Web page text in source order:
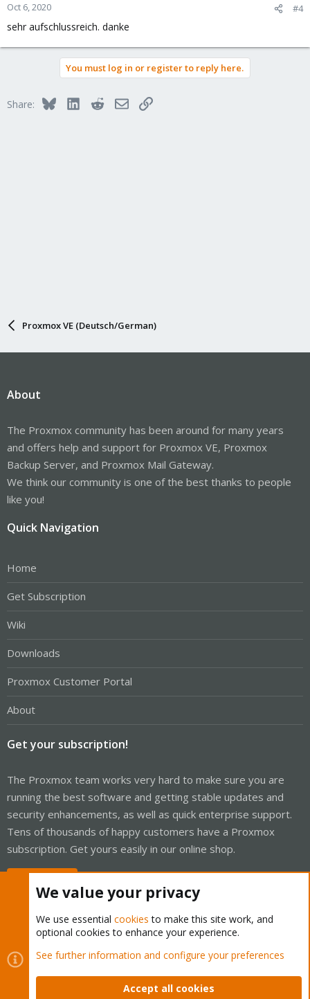
Oct 6, 2020 #4
sehr aufschlussreich. danke
You must log in or register to reply here.
Share: BlueskyLinkedInRedditEmailLink
Proxmox VE (Deutsch/German)
About
The Proxmox community has been around for many years
and offers help and support for Proxmox VE, Proxmox
Backup Server, and Proxmox Mail Gateway.
We think our community is one of the best thanks to people
like you!
Quick Navigation
Home
Get Subscription
Wiki
Downloads
Proxmox Customer Portal
About
Get your subscription!
The Proxmox team works very hard to make sure you are
running the best software and getting stable updates and
security enhancements, as well as quick enterprise support.
Tens of thousands of happy customers have a Proxmox
subscription. Get yours easily in our online shop.
Cookies
Proxmox Support Forum - Light Mode
Contact us
Terms and rules Privacy policy Help Home
We value your privacy
We use essential cookies to make this site work, and
optional cookies to enhance your experience.
See further information and configure your preferences
Accept all cookies